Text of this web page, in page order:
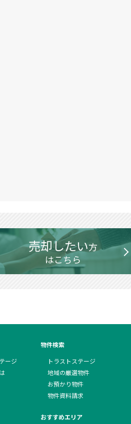
売却したい方
はこちら
ージ
物件検索
トラストステージ
地域の厳選物件
お預かり物件
物件資料請求
おすすめエリア